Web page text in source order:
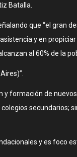
Batalla.
que “el gran
y en
al 60% de la
y formación de
secundarios;
y es foco